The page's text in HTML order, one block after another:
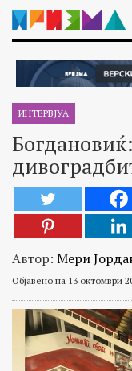
ИНТЕРВЈУА
Автор: Мери
Објавено на 13 октомври